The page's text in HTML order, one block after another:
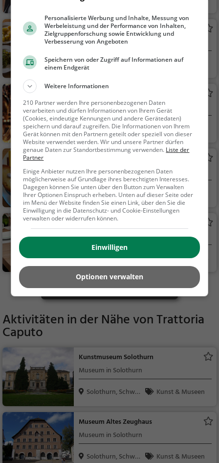
Migros Restaurant
Restaurant in Langendorf
Langendorf, Schw
Restaurant, Café,
n, Frühstück, Gebäck
/ Teigwaren, Vegetari
sch
Kneipe in Langendorf
Langendorf, Schw
eiz
Bar, Bier, Wein, Sn
acks / Getränke
Schweizerisches Restaurant in Langendorf
Langendorf, Schw
eiz
Restaurant, Schw
eizerisch, Regionalkü
che, Mittagessen, Ab
endessen
Pier 11
Restaurant in Solothurn
Solothurn, Schwei
z
Restaurant, Aben
dessen, Mittagessen
Mehr Gaststätten in Bellach finden
Aktivitäten in der Nähe vonTrattoria
Caputo
Kunstmuseum Solothurn
Museum in Solothurn
Solothurn, Schwei
Kunst & Museen
Museum Altes Zeughaus
Museum in Solothurn
Solothurn, Schwei
Kunst & Museen
Personalisierte Werbung und Inhalte, Messung von
Werbeleistung und der Performance von Inhalten,
Zielgruppenforschung sowie Entwicklung und
Verbesserung von Angeboten
Speichern von oder Zugriff auf Informationen auf
einem Endgerät
Weitere Informationen
210 Partner werden Ihre personenbezogenen Daten
verarbeiten und dürfen Informationen von Ihrem Gerät
(Cookies, eindeutige Kennungen und andere Gerätedaten)
speichern und darauf zugreifen. Die Informationen von Ihrem
Gerät können mit den Partnern geteilt oder speziell von dieser
Website verwendet werden. Wir und unsere Partner dürfen
genaue Daten zur Standortbestimmung verwenden. Liste der
Partner
Einige Anbieter nutzen Ihre personenbezogenen Daten
möglicherweise auf Grundlage ihres berechtigten Interesses.
Dagegen können Sie unten über den Button zum Verwalten
Ihrer Optionen Einspruch erheben. Unten auf dieser Seite oder
im Menü der Website finden Sie einen Link, über den Sie die
Einwilligung in die Datenschutz- und Cookie-Einstellungen
verwalten oder widerrufen können.
Einwilligen
Optionen verwalten